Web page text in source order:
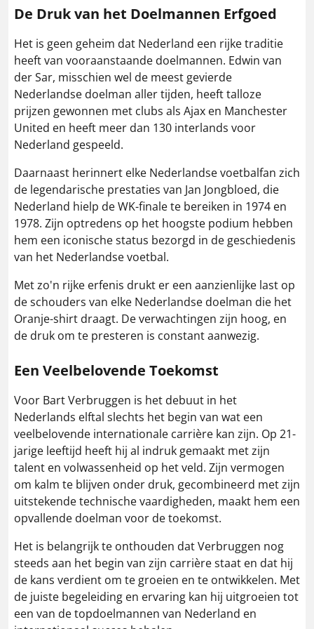
De Druk van het Doelmannen Erfgoed
Het is geen geheim dat Nederland een rijke traditie
heeft van vooraanstaande doelmannen. Edwin van
der Sar, misschien wel de meest gevierde
Nederlandse doelman aller tijden, heeft talloze
prijzen gewonnen met clubs als Ajax en Manchester
United en heeft meer dan 130 interlands voor
Nederland gespeeld.
Daarnaast herinnert elke Nederlandse voetbalfan zich
de legendarische prestaties van Jan Jongbloed, die
Nederland hielp de WK-finale te bereiken in 1974 en
1978. Zijn optredens op het hoogste podium hebben
hem een iconische status bezorgd in de geschiedenis
van het Nederlandse voetbal.
Met zo'n rijke erfenis drukt er een aanzienlijke last op
de schouders van elke Nederlandse doelman die het
Oranje-shirt draagt. De verwachtingen zijn hoog, en
de druk om te presteren is constant aanwezig.
Een Veelbelovende Toekomst
Voor Bart Verbruggen is het debuut in het
Nederlands elftal slechts het begin van wat een
veelbelovende internationale carrière kan zijn. Op 21-
jarige leeftijd heeft hij al indruk gemaakt met zijn
talent en volwassenheid op het veld. Zijn vermogen
om kalm te blijven onder druk, gecombineerd met zijn
uitstekende technische vaardigheden, maakt hem een
opvallende doelman voor de toekomst.
Het is belangrijk te onthouden dat Verbruggen nog
steeds aan het begin van zijn carrière staat en dat hij
de kans verdient om te groeien en te ontwikkelen. Met
de juiste begeleiding en ervaring kan hij uitgroeien tot
een van de topdoelmannen van Nederland en